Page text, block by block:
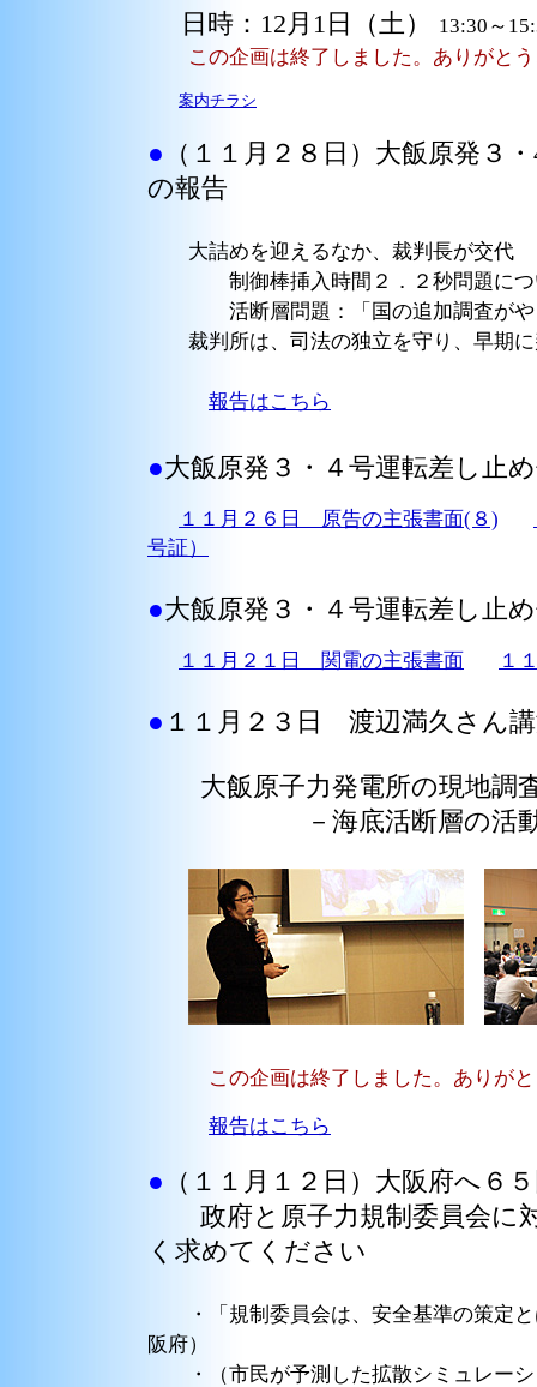
日時：12月1日（土）
13:30～
この企画は終了しました。ありがとう
案内チラシ
● （１１月２８日）大飯原発３
の報告
大詰めを迎えるなか、裁判長が交代
制御棒挿入時間２．２秒問題につい
活断層問題：「国の追加調査がやら
裁判所は、司法の独立を守り、早期に
報告はこちら
●大飯原発３・４号運転差し止
１１月２６日 原告の主張書面(８)
号証）
●大飯原発３・４号運転差し止
１１月２１日 関電の主張書面 １
● １１月２３日 渡辺満久さん
大飯原子力発電所の現地調
－海底活断層の活動
この企画は終了しました。ありがと
報告はこちら
● （１１月１２日）大阪府へ
政府と原子力規制委員会に対
く求めてください
・「規制委員会は、安全基準の策定と
阪府）
・（市民が予測した拡散シミュレーシ